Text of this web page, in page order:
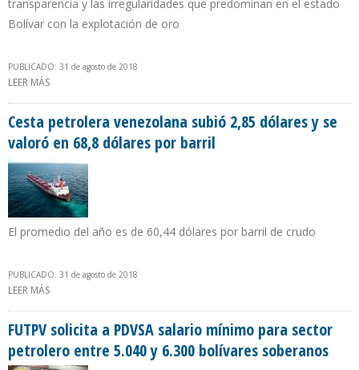
transparencia y las irregularidades que predominan en el estado
Bolívar con la explotación de oro
PUBLICADO: 31 de agosto de 2018
LEER MÁS
Cesta petrolera venezolana subió 2,85 dólares y se
valoró en 68,8 dólares por barril
El promedio del año es de 60,44 dólares por barril de crudo
PUBLICADO: 31 de agosto de 2018
LEER MÁS
FUTPV solicita a PDVSA salario mínimo para sector
petrolero entre 5.040 y 6.300 bolívares soberanos